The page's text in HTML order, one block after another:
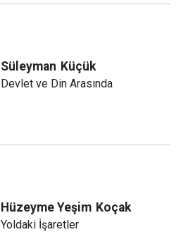
Süleyman Küçük
Devlet ve Din Arasında
Hüzeyme Yeşim Koçak
Yoldaki İşaretler